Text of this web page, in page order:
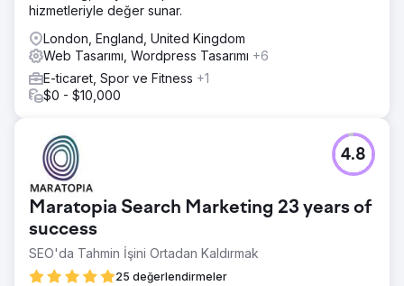
hizmetleriyle değer sunar.
London, England, United Kingdom
Web Tasarımı, Wordpress Tasarımı +6
E-ticaret, Spor ve Fitness +1
$0 - $10,000
Maratopia Search Marketing 23 years of
success
SEO'da Tahmin İşini Ortadan Kaldırmak
25 değerlendirmeler
4.8